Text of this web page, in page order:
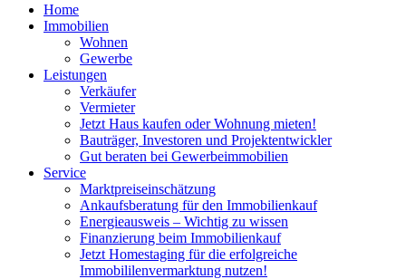
Home
Immobilien
Wohnen
Gewerbe
Leistungen
Verkäufer
Vermieter
Jetzt Haus kaufen oder Wohnung mieten!
Bauträger, Investoren und Projektentwickler
Gut beraten bei Gewerbeimmobilien
Service
Marktpreiseinschätzung
Ankaufsberatung für den Immobilienkauf
Energieausweis – Wichtig zu wissen
Finanzierung beim Immobilienkauf
Jetzt Homestaging für die erfolgreiche
Immobililenvermarktung nutzen!